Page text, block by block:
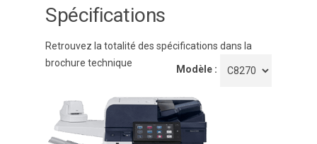
Spécifications
Retrouvez la totalité des spécifications dans la
brochure technique
Modèle :